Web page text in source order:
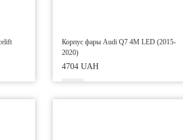
Корпус фары Audi Q7 4M LED (2015-
2020)
4704 UAH